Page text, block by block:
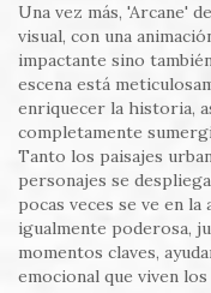
Una vez más, 'Arcane'
visual, con una
impactante sino
escena está
enriquecer la historia,
completamente
Tanto los paisajes
personajes se
pocas veces se ve en la
igualmente poderosa,
momentos claves,
emocional que viven